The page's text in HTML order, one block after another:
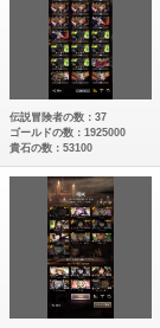
伝説冒険者の数：37
ゴールドの数：1925000
貴石の数：53100